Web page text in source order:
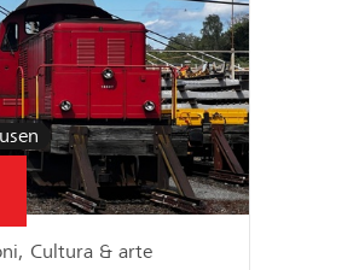
Cultura & arte